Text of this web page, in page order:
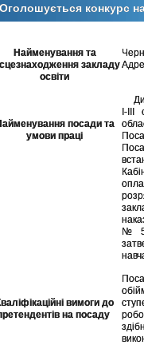
Оголошується конкурс
Найменування та
закладу
освіти
посади та
умови праці
І-
вимоги до
на посаду